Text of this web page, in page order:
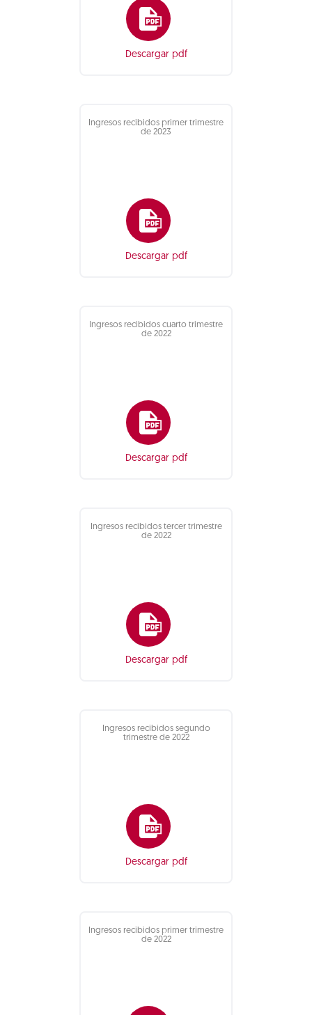
Descargar pdf
Ingresos recibidos primer trimestre
de 2023
Descargar pdf
Ingresos recibidos cuarto trimestre
de 2022
Descargar pdf
Ingresos recibidos tercer trimestre
de 2022
Descargar pdf
Ingresos recibidos segundo
trimestre de 2022
Descargar pdf
Ingresos recibidos primer trimestre
de 2022